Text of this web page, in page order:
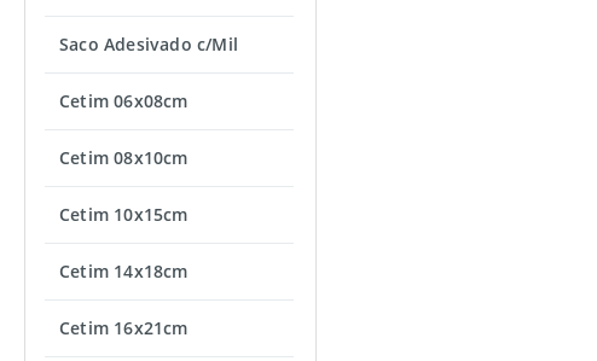
Saco Adesivado c/Mil
Cetim 06x08cm
Cetim 08x10cm
Cetim 10x15cm
Cetim 14x18cm
Cetim 16x21cm